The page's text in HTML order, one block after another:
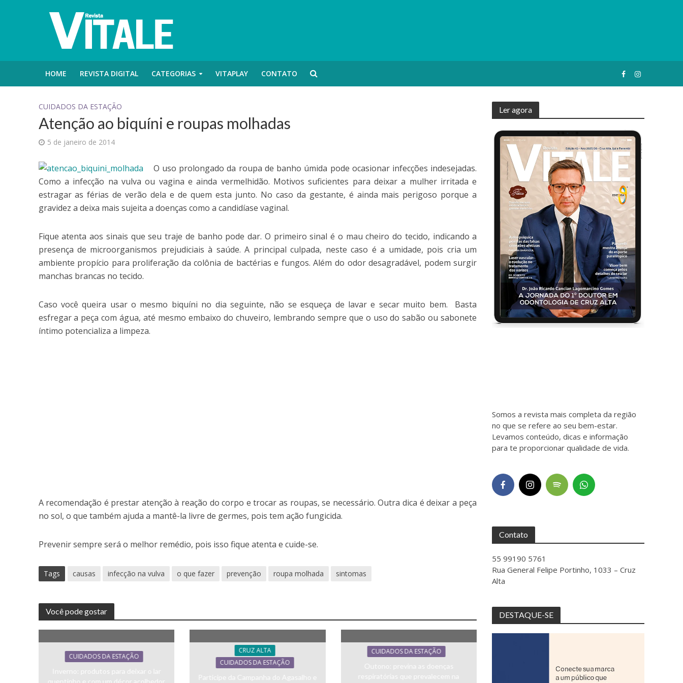
HOME REVISTA DIGITAL CATEGORIAS VITAPLAY CONTATO
CUIDADOS DA ESTAÇÃO
Atenção ao biquíni e roupas molhadas
5 de janeiro de 2014
O uso prolongado da roupa de banho úmida pode ocasionar infecções indesejadas.
Como a infecção na vulva ou vagina e ainda vermelhidão. Motivos suficientes para deixar a mulher irritada e
estragar as férias de verão dela e de quem esta junto. No caso da gestante, é ainda mais perigoso porque a
gravidez a deixa mais sujeita a doenças como a candidíase vaginal.
Fique atenta aos sinais que seu traje de banho pode dar. O primeiro sinal é o mau cheiro do tecido, indicando a
presença de microorganismos prejudiciais à saúde. A principal culpada, neste caso é a umidade, pois cria um
ambiente propício para proliferação da colônia de bactérias e fungos. Além do odor desagradável, podem surgir
manchas brancas no tecido.
Caso você queira usar o mesmo biquíni no dia seguinte, não se esqueça de lavar e secar muito bem. Basta
esfregar a peça com água, até mesmo embaixo do chuveiro, lembrando sempre que o uso do sabão ou sabonete
íntimo potencializa a limpeza.
A recomendação é prestar atenção à reação do corpo e trocar as roupas, se necessário. Outra dica é deixar a peça
no sol, o que também ajuda a mantê-la livre de germes, pois tem ação fungicida.
Prevenir sempre será o melhor remédio, pois isso fique atenta e cuide-se.
Tags causas infecção na vulva o que fazer prevenção roupa molhada sintomas
Você pode gostar
CUIDADOS DA ESTAÇÃO
Inverno: produtos para deixar o lar
quentinho e com um décor acolhedor
CRUZ ALTA
CUIDADOS DA ESTAÇÃO
Participe da Campanha do Agasalho e
CUIDADOS DA ESTAÇÃO
Outono: previna as doenças
respiratórias que prevalecem na
Ler agora
Somos a revista mais completa da região
no que se refere ao seu bem-estar.
Levamos conteúdo, dicas e informação
para te proporcionar qualidade de vida.
Contato
55 99190 5761
Rua General Felipe Portinho, 1033 – Cruz
Alta
DESTAQUE-SE